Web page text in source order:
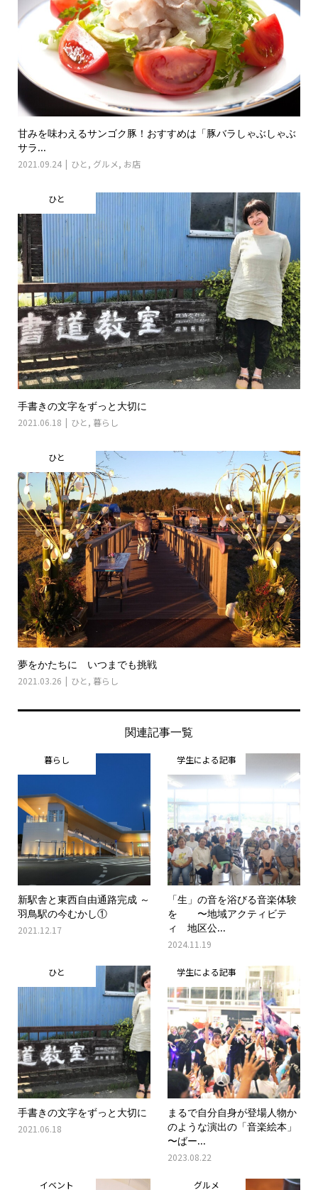
甘みを味わえるサンゴク豚！おすすめは「豚バラしゃぶしゃぶ
サラ...
2021.09.24 ひと , グルメ, お店
ひと
手書きの文字をずっと大切に
2021.06.18 ひと , 暮らし
ひと
夢をかたちに いつまでも挑戦
2021.03.26 ひと , 暮らし
関連記事一覧
暮らし
新駅舎と東西自由通路完成 ～
羽鳥駅の今むかし①
2021.12.17
学生による記事
「生」の音を浴びる音楽体験
を 〜地域アクティビテ
ィ 地区公...
2024.11.19
ひと
手書きの文字をずっと大切に
2021.06.18
学生による記事
まるで自分自身が登場人物か
のような演出の「音楽絵本」
〜ばー...
2023.08.22
イベント グルメ